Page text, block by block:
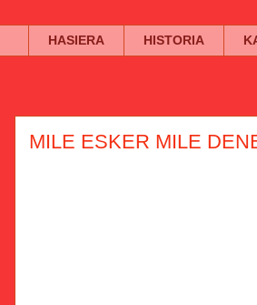
HASIERA HISTORIA
MILE ESKER MILE